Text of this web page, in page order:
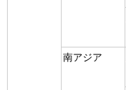
南アジア